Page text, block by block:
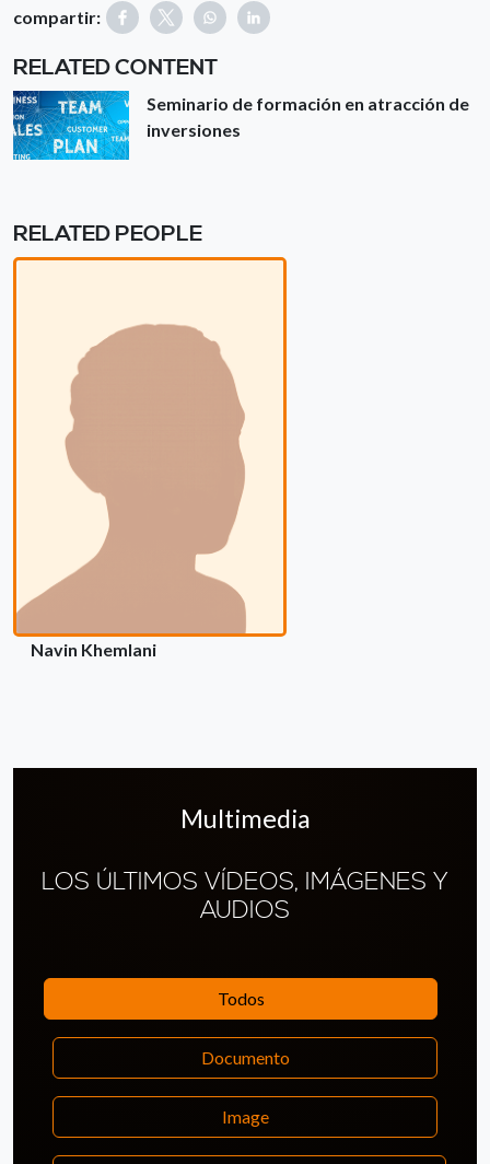
compartir:
RELATED CONTENT
Seminario de formación en atracción de
inversiones
RELATED PEOPLE
Navin Khemlani
Multimedia
LOS ÚLTIMOS VÍDEOS, IMÁGENES Y
AUDIOS
Todos
Documento
Image